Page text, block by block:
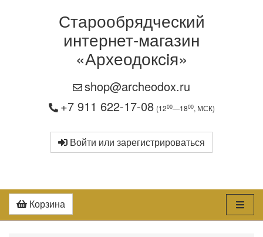
Старообрядческий
интернет-магазин
«Археодоксiя»
shop@archeodox.ru
+7 911 622-17-08 (1200—1800, МСК)
Войти или зарегистрироваться
Корзина